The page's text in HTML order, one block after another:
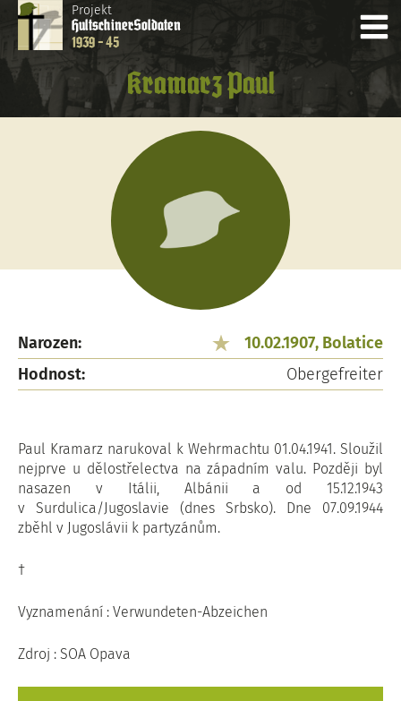
Projekt
HultschinerSoldaten
1939 - 45
Kramarz Paul
Narozen:
10.02.1907, Bolatice
Hodnost:
Obergefreiter
Paul Kramarz narukoval k Wehrmachtu 01.04.1941. Sloužil
nejprve u dělostřelectva na západním valu. Později byl
nasazen v Itálii, Albánii a od 15.12.1943
v Surdulica/Jugoslavie (dnes Srbsko). Dne 07.09.1944
zběhl v Jugoslávii k partyzánům.
†
Vyznamenání : Verwundeten-Abzeichen
Zdroj : SOA Opava